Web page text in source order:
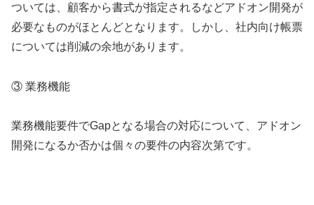
ついては、顧客から書式が指定されるなどアドオン開発が
必要なものがほとんどとなります。しかし、社内向け帳票
については削減の余地があります。
③ 業務機能
業務機能要件でGapとなる場合の対応について、アドオン
開発になるか否かは個々の要件の内容次第です。